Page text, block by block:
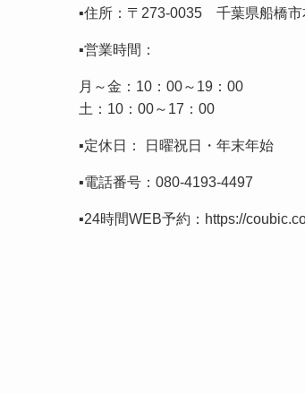
▪️住所：〒273-0035 千葉県船橋
▪️営業時間：
月～金：10：00～19：00
土：10：00～17：00
▪️定休日： 日曜祝日・年末年始
▪️電話番号： 080-4193-4497
▪️24時間WEB予約： https://